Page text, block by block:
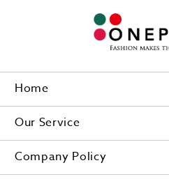
Home
Our Service
Company Policy